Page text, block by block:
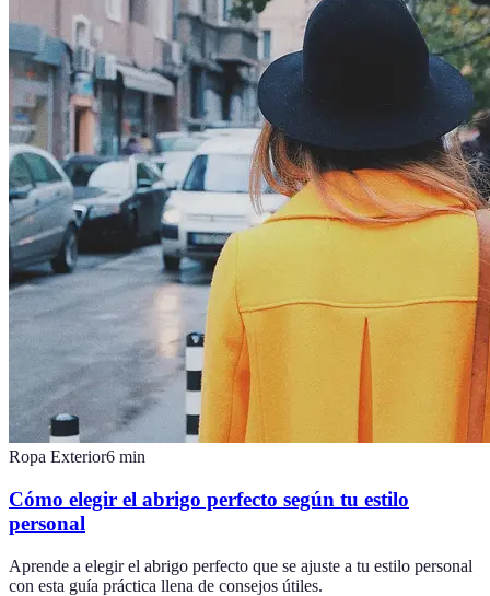
Ropa Exterior6 min
Cómo elegir el abrigo perfecto según tu estilo
personal
Aprende a elegir el abrigo perfecto que se ajuste a tu estilo personal
con esta guía práctica llena de consejos útiles.